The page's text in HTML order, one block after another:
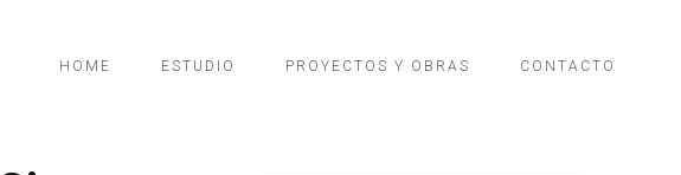
HOME ESTUDIO PROYECTOS Y OBRAS CONTACTO